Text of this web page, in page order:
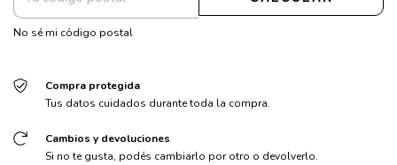
No sé mi código postal
Compra protegida
Tus datos cuidados durante toda la compra.
Cambios y devoluciones
Si no te gusta, podés cambiarlo por otro o devolverlo.